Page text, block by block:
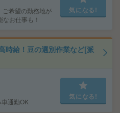
希望の勤務地が
お仕事も！
気になる!
時給！豆の選別作業など[派
通勤OK
気になる!